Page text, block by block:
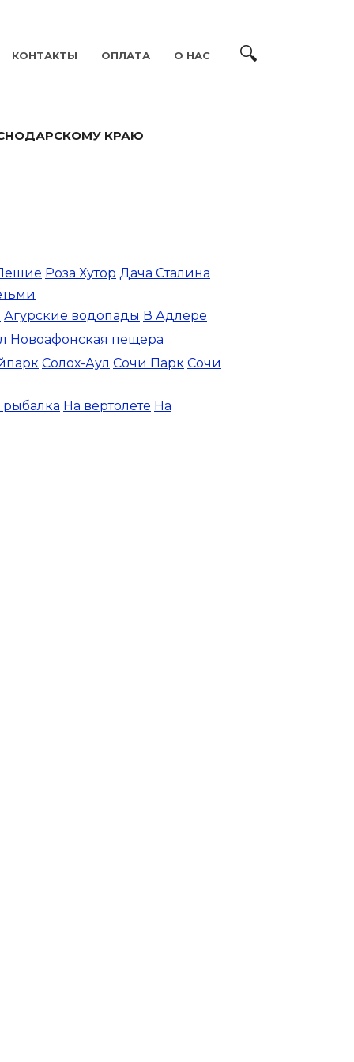
КОНТАКТЫ ОПЛАТА О НАС
КРАЮ
Роза Хутор Дача Сталина
Агурские водопады В Адлере
Новоафонская пещера
Солох-Аул Сочи Парк Сочи
На вертолете На